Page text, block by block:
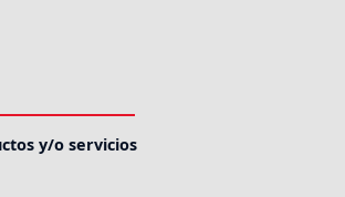
y/o servicios